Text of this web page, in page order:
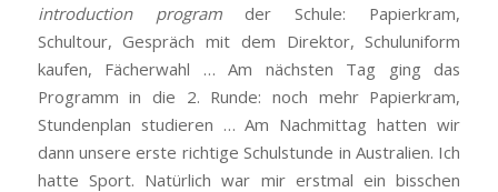
introduction programder Schule: Papierkram,
Schultour, Gespräch mit dem Direktor, Schuluniform
kaufen, Fächerwahl … Am nächsten Tag ging das
Programm in die 2. Runde: noch mehr Papierkram,
Stundenplan studieren … Am Nachmittag hatten wir
dann unsere erste richtige Schulstunde in Australien. Ich
hatte Sport. Natürlich war mir erstmal ein bisschen